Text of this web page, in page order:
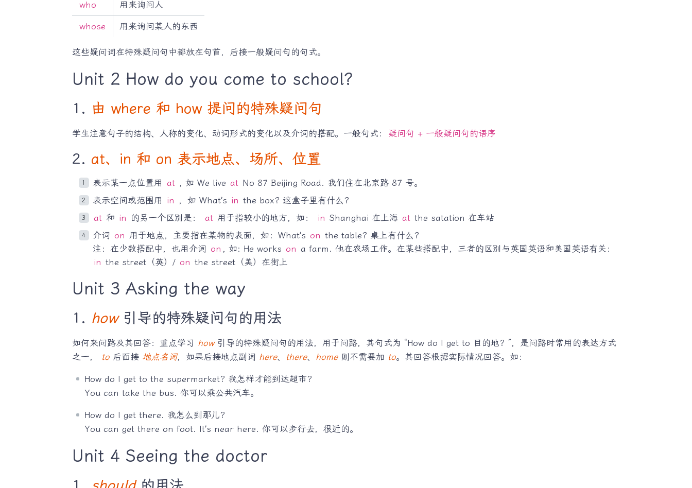
who 用来询问人
whose 用来询问某人的东西
这些疑问词在特殊疑问句中都放在句首，后接一般疑问句的句式。
Unit 2 How do you come to school?
1. 由 where 和 how 提问的特殊疑问句
学生注意句子的结构、人称的变化、动词形式的变化以及介词的搭配。一般句式： 疑问句 + 一般疑问句的语序
2. at、in 和 on 表示地点、场所、位置
表示某一点位置用 at , 如 We live at No 87 Beijing Road. 我们住在北京路 87 号。
表示空间或范围用 in ，如 What’s in the box? 这盒子里有什么？
at 和 in 的另一个区别是： at 用于指较小的地方，如： in Shanghai 在上海 at the satation 在车站
介词 on 用于地点，主要指在某物的表面，如：What’s on the table? 桌上有什么？
注：在少数搭配中，也用介词 on , 如: He works on a farm. 他在农场工作。在某些搭配中，三者的区别与英国英语和美国英语有关：
in the street（英）/ on the street（美）在街上
Unit 3 Asking the way
1. how引导的特殊疑问句的用法
如何来问路及其回答：重点学习 how引导的特殊疑问句的用法，用于问路，其句式为 “How do I get to 目的地？”，是问路时常用的表达方式
之一，
to后面接 地点名词，如果后接地点副词 here、 there、 home则不需要加 to。其回答根据实际情况回答。如：
How do I get to the supermarket? 我怎样才能到达超市？
You can take the bus. 你可以乘公共汽车。
How do I get there. 我怎么到那儿？
You can get there on foot. It’s near here. 你可以步行去，很近的。
Unit 4 Seeing the doctor